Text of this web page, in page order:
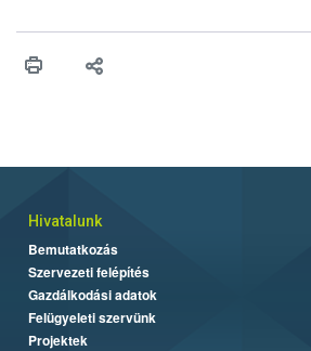
vonni az ebek viselkedésének
Hivatalunk
Bemutatkozás
Szervezeti felépítés
Gazdálkodási adatok
Felügyeleti szervünk
Projektek